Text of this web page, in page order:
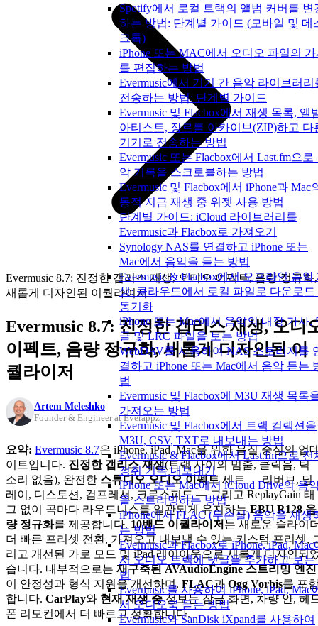
Spotify에서 로컬 트랙의 앨범 커버를 변
하는 방법: 단계별 가이드 (모바일 및 데
크톱)
iPhone 또는 MAC에서 오디오 파일의
를 편집하는 방법
Evermusic에서 기기 간 음악 라이브러리
전송하는 방법: 단계별 가이드
Evermusic 및 Flacbox에서 재생 목록, 앨
아티스트, 장르를 아카이브(ZIP)하고 다
기기로 전송하는 방법
Evermusic 또는 Flacbox에서 Last.fm으로
악 기록을 스크로블하는 방법
Evermusic 및 Flacbox에서 iPhone과 Mac
동적 지금 재생 중 위젯 사용 방법
단계별 가이드: iCloud 라이브러리를
Evermusic과 Flacbox로 가져오기
Synology NAS를 연결하고 iPhone 또는
Mac에서 음악을 듣는 방법
Evermusic & Flacbox에서 오프라인 음악
생: 클라우드에서 로컬 파일로 다운로드
동기화
iPhone 또는 Mac에서 음악의 내장 가사,
글 및 LRC 파일을 보는 방법
WebDAV를 사용하여 NAS 스토리지를
결하고 iPhone 또는 Mac에서 음악 듣는
법
Evermusic 및 Flacbox에 M3U 재생 목록
가져오는 방법
Evermusic 및 Flacbox에서 트랙 컬렉션을
M3U, CSV, TXT로 내보내는 방법
Evermusic & Flacbox에서 Last.fm으로 전
청취 기록 내보내기
iPhone 또는 Mac에서 iCloud Drive의 음
을 스트리밍하는 방법
iPhone에서 FLAC (무손실) 음악을 재생
는 방법
Evermusic과 Flacbox로 iPhone, iPad, Mac
서 오디오 트랙에 댓글을 추가하고 보는
법
Evermusic를 사용하여 iPhone, iPad, Mac
서 오디오북 듣는 방법
Evermusic와 SanDisk iXpand를 사용하여
Evermusic 8.7: 진정한 갭리스 재생, 오디오 이펙트, 음량 정규화,
새롭게 디자인된 이퀄라이저
Evermusic 8.7: 진정한 갭리스 재생, 오디
이펙트, 음량 정규화, 새롭게 디자인된 이
퀄라이저
Artem Meleshko
Founder & Engineer at Everappz
요약: Evermusic 8.7은 iPhone, iPad, Mac을 위한 음질 중심의 업
이트입니다. 진정한 갭리스 재생(트랙 사이의 멈춤, 클릭음, 틱
소리 없음), 완전한 스튜디오 오디오 이펙트세트 — 리버브, 딜
레이, 디스토션, 컴프레서, 크로스피드 — 그리고 ReplayGain 태
그 없이 곡마다 라우드니스를 일관되게 유지하는EBU R128 음
량 정규화를 제공합니다.10밴드 이퀄라이저는 새로운 슬라이
더 빠른 프리셋 전환, 가져오고 내보낼 수 있는 커스텀 프리셋,
리고 개선된 가로 모드 및 iPad 레이아웃으로 새롭게 디자인되
습니다. 내부적으로는 재구축된 AVAudioEngine 스트리밍 엔진
이 안정성과 형식 지원을 개선하며, FLAC과 Ogg Vorbis를 포
합니다. CarPlay와 현재 재생 중정보는 잠금 화면, 차량 안, 헤
폰 리모컨에서 더 빠르고 정확합니다.